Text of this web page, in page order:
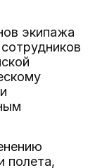
экипажа
полета,